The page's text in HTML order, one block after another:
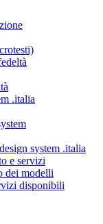
.italia
system .italia
e servizi
dei modelli
disponibili